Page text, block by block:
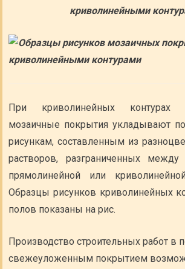
криволинейными
При криволинейных контурах
мозаичные покрытия укладывают
рисункам, составленным из
растворов, разграниченных
прямолинейной или
Образцы рисунков криволинейных
полов показаны на рис.
Производство строительных работ в
свежеуложенным покрытием